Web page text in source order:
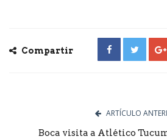
Compartir
ARTÍCULO
Boca visita a Atlético